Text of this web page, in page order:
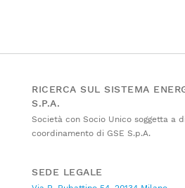
RICERCA SUL SISTEMA
S.P.A.
Società con Socio Unico soggetta a
coordinamento di GSE S.p.A.
SEDE LEGALE